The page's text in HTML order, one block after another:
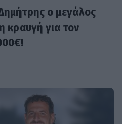
ο μεγάλος
κραυγή για τον